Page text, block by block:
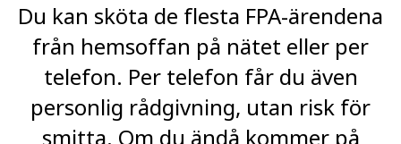
Du kan sköta de flesta FPA-ärendena
från hemsoffan på nätet eller per
telefon. Per telefon får du även
personlig rådgivning, utan risk för